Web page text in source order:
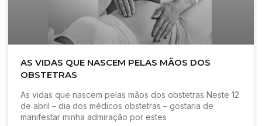
AS VIDAS QUE NASCEM PELAS MÃOS DOS
OBSTETRAS
As vidas que nascem pelas mãos dos obstetras Neste 12
de abril – dia dos médicos obstetras – gostaria de
manifestar minha admiração por estes